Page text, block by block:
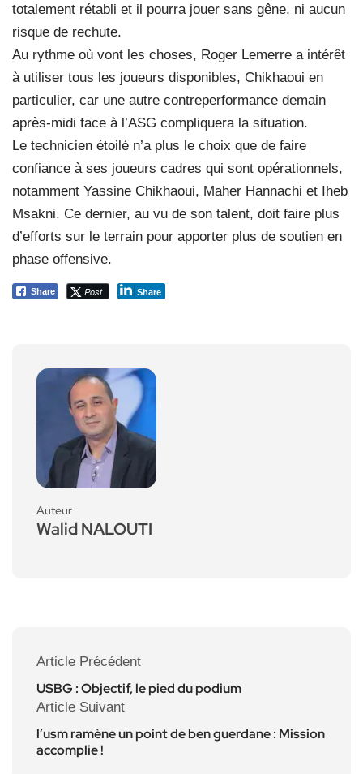
totalement rétabli et il pourra jouer sans gêne, ni aucun
risque de rechute.
Au rythme où vont les choses, Roger Lemerre a intérêt
à utiliser tous les joueurs disponibles, Chikhaoui en
particulier, car une autre contreperformance demain
après-midi face à l’ASG compliquera la situation.
Le technicien étoilé n’a plus le choix que de faire
confiance à ses joueurs cadres qui sont opérationnels,
notamment Yassine Chikhaoui, Maher Hannachi et Iheb
Msakni. Ce dernier, au vu de son talent, doit faire plus
d’efforts sur le terrain pour apporter plus de soutien en
phase offensive.
Share Post Share
Auteur
Walid NALOUTI
Article Précédent
USBG : Objectif, le pied du podium
Article Suivant
l’usm ramène un point de ben guerdane : Mission
accomplie !